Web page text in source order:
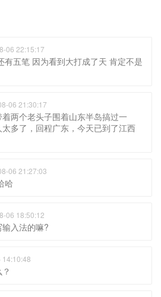
06 22:15:17
有五笔 因为看到大打成了天 肯定不是
06 21:30:17
两个老头子围着山东半岛搞过一
多了，回程广东，今天已到了江西
06 21:27:03
哈
06 18:50:12
入法的嘛?
14:10:48